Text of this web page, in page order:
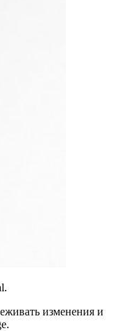
изменения и